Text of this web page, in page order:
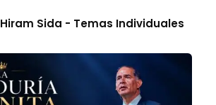
Hiram Sida - Temas Individuales